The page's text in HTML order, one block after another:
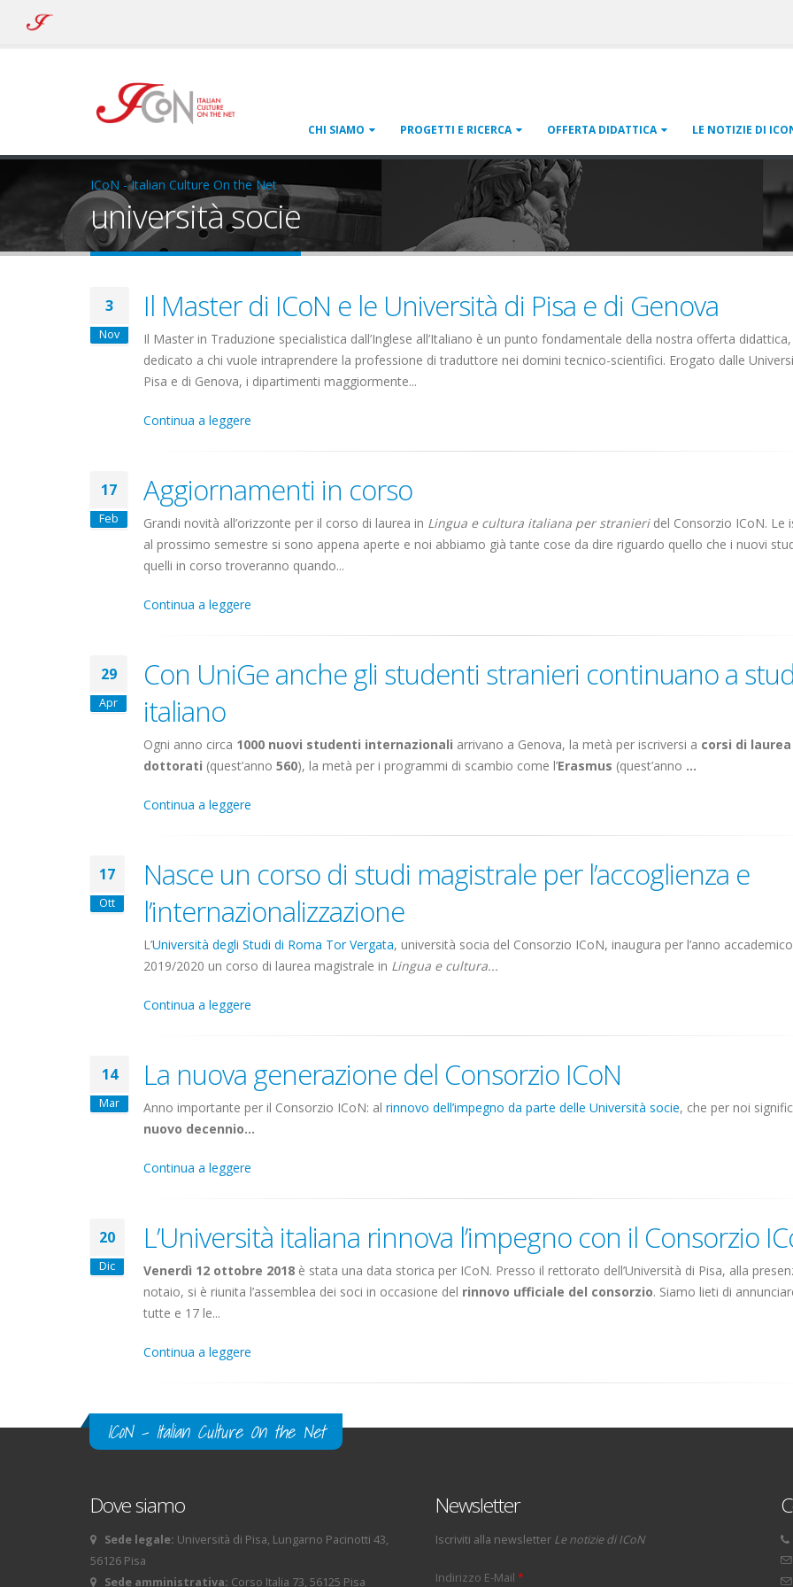
ICoN
CHI SIAMO PROGETTI E RICERCA OFFERTA DIDATTICA LE NOTIZIE DI
ICoN - Italian Culture On the Net
università socie
3
Nov
Il Master di ICoN e le Università di Pisa e di Genova
Il Master in Traduzione specialistica dall’Inglese all’Italiano è un punto fondamentale della nostra offerta didattica,
dedicato a chi vuole intraprendere la professione di traduttore nei domini tecnico-scientifici. Erogato dalle
Pisa e di Genova, i dipartimenti maggiormente...
Continua a leggere
17
Feb
Aggiornamenti in corso
Grandi novità all’orizzonte per il corso di laurea in Lingua e cultura italiana per stranieridel Consorzio ICoN. Le
al prossimo semestre si sono appena aperte e noi abbiamo già tante cose da dire riguardo quello che i nuovi
quelli in corso troveranno quando...
Continua a leggere
29
Apr
Con UniGe anche gli studenti stranieri continuano a
italiano
Ogni anno circa 1000 nuovi studenti internazionali arrivano a Genova, la metà per iscriversi a corsi di laurea
dottorati (quest’anno 560), la metà per i programmi di scambio come l’Erasmus (quest’anno ...
Continua a leggere
17
Ott
Nasce un corso di studi magistrale per l’accoglienza e
l’internazionalizzazione
L’Università degli Studi di Roma Tor Vergata, università socia del Consorzio ICoN, inaugura per l’anno accademico
2019/2020 un corso di laurea magistrale in Lingua e cultura...
Continua a leggere
14
Mar
La nuova generazione del Consorzio ICoN
Anno importante per il Consorzio ICoN: al rinnovo dell’impegno da parte delle Università socie, che per noi
nuovo decennio...
Continua a leggere
20
Dic
L’Università italiana rinnova l’impegno con il Consorzio
Venerdì 12 ottobre 2018 è stata una data storica per ICoN. Presso il rettorato dell’Università di Pisa, alla
notaio, si è riunita l’assemblea dei soci in occasione del rinnovo ufficiale del consorzio. Siamo lieti di
tutte e 17 le...
Continua a leggere
ICoN - Italian Culture On the Net
Dove siamo
Sede legale: Università di Pisa, Lungarno Pacinotti 43,
56126 Pisa
Sede amministrativa: Corso Italia 73, 56125 Pisa
Newsletter
Iscriviti alla newsletter Le notizie di ICoN
Indirizzo E-Mail *